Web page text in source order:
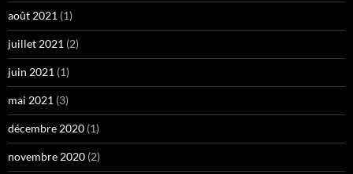
août 2021 (1)
juillet 2021 (2)
juin 2021 (1)
mai 2021 (3)
décembre 2020 (1)
novembre 2020 (2)